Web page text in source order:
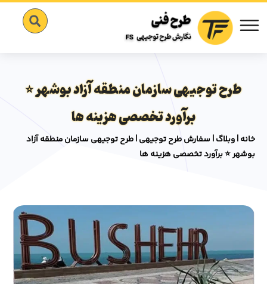
طرح توجیهی سازمان منطقه آزاد بوشهر ⭐️
برآورد تخصصی هزینه ها
خانه|وبلاگ| سفارش طرح توجیهی|طرح توجیهی سازمان منطقه آزاد
بوشهر ⭐️ برآورد تخصصی هزینه ها